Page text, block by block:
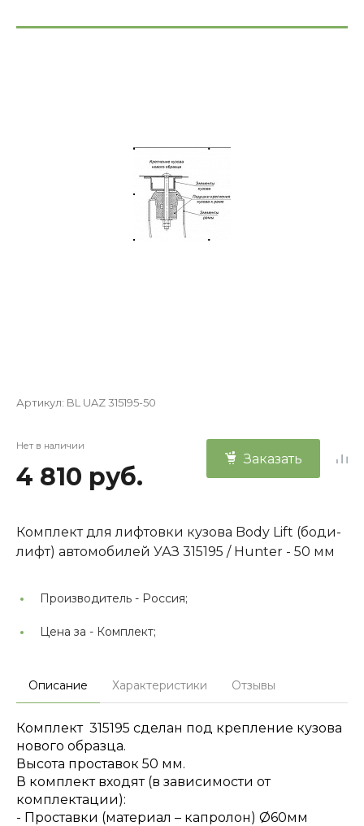
Артикул: BL UAZ 315195-50
Нет в наличии
4 810 руб.
Заказать
Комплект для лифтовки кузова Body Lift (боди-
лифт) автомобилей УАЗ 315195 / Hunter - 50 мм
Производитель - Россия;
Цена за - Комплект;
Описание Характеристики Отзывы
Комплект 315195 сделан под крепление кузова
нового образца.
Высота проставок 50 мм.
В комплект входят (в зависимости от
комплектации):
- Проставки (материал – капролон) Ø60мм